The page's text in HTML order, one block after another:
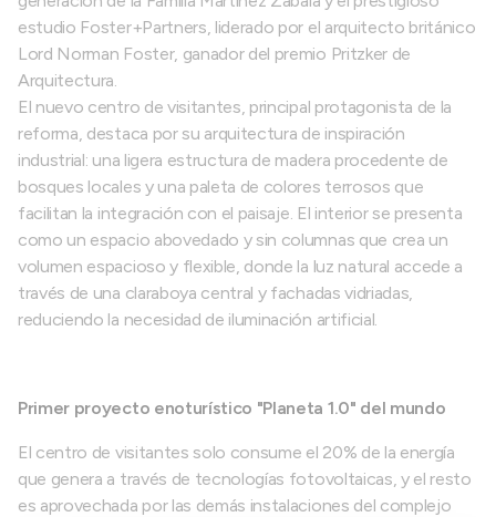
estudio Foster+Partners, liderado por el arquitecto británico
Lord Norman Foster, ganador del premio Pritzker de
Arquitectura.
El nuevo centro de visitantes, principal protagonista de la
reforma, destaca por su arquitectura de inspiración
industrial: una ligera estructura de madera procedente de
bosques locales y una paleta de colores terrosos que
facilitan la integración con el paisaje. El interior se presenta
como un espacio abovedado y sin columnas que crea un
volumen espacioso y flexible, donde la luz natural accede a
través de una claraboya central y fachadas vidriadas,
reduciendo la necesidad de iluminación artificial.
Primer proyecto enoturístico "Planeta 1.0" del mundo
El centro de visitantes solo consume el 20% de la energía
que genera a través de tecnologías fotovoltaicas, y el resto
es aprovechada por las demás instalaciones del complejo